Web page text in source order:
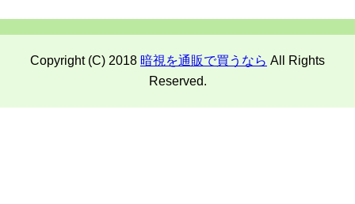
Copyright (C) 2018 暗視を通販で買うなら All Rights
Reserved.